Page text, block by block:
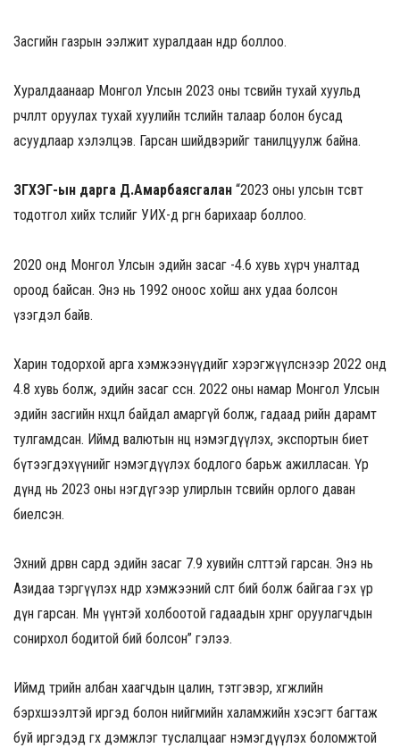
Засгийн газрын ээлжит хуралдаан өнөөдөр боллоо.
Хуралдаанаар Монгол Улсын 2023 оны төсвийн тухай хуульд
өөрчлөлт оруулах тухай хуулийн төслийн талаар болон бусад
асуудлаар хэлэлцэв. Гарсан шийдвэрийг танилцуулж байна.
ЗГХЭГ-ын дарга Д.Амарбаясгалан “2023 оны улсын төсөвт
тодотгол хийх төслийг УИХ-д өргөн барихаар боллоо.
2020 онд Монгол Улсын эдийн засаг -4.6 хувь хүрч уналтад
ороод байсан. Энэ нь 1992 оноос хойш анх удаа болсон
үзэгдэл байв.
Харин тодорхой арга хэмжээнүүдийг хэрэгжүүлснээр 2022 онд
4.8 хувь болж, эдийн засаг өссөн. 2022 оны намар Монгол Улсын
эдийн засгийн нөхцөл байдал амаргүй болж, гадаад өрийн дарамт
тулгамдсан. Иймд валютын нөөц нэмэгдүүлэх, экспортын биет
бүтээгдэхүүнийг нэмэгдүүлэх бодлого барьж ажилласан. Үр
дүнд нь 2023 оны нэгдүгээр улирлын төсвийн орлого даван
биелсэн.
Эхний дөрвөн сард эдийн засаг 7.9 хувийн өсөлттэй гарсан. Энэ нь
Азидаа тэргүүлэх өндөр хэмжээний өсөлт бий болж байгаа гэх үр
дүн гарсан. Мөн үүнтэй холбоотой гадаадын хөрөнгө оруулагчдын
сонирхол бодитой бий болсон” гэлээ.
Иймд төрийн албан хаагчдын цалин, тэтгэвэр, хөгжлийн
бэрхшээлтэй иргэд болон нийгмийн халамжийн хэсэгт багтаж
буй иргэдэд өгөх дэмжлэг туслалцааг нэмэгдүүлэх боломжтой